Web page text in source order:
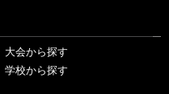
大会から探す
学校から探す